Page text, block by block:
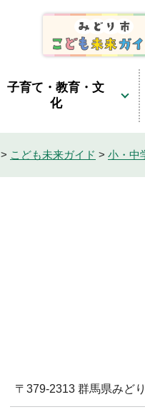
子育て・教育・文
化
> こども未来ガイド > 小・中
〒379-2313 群馬県みど